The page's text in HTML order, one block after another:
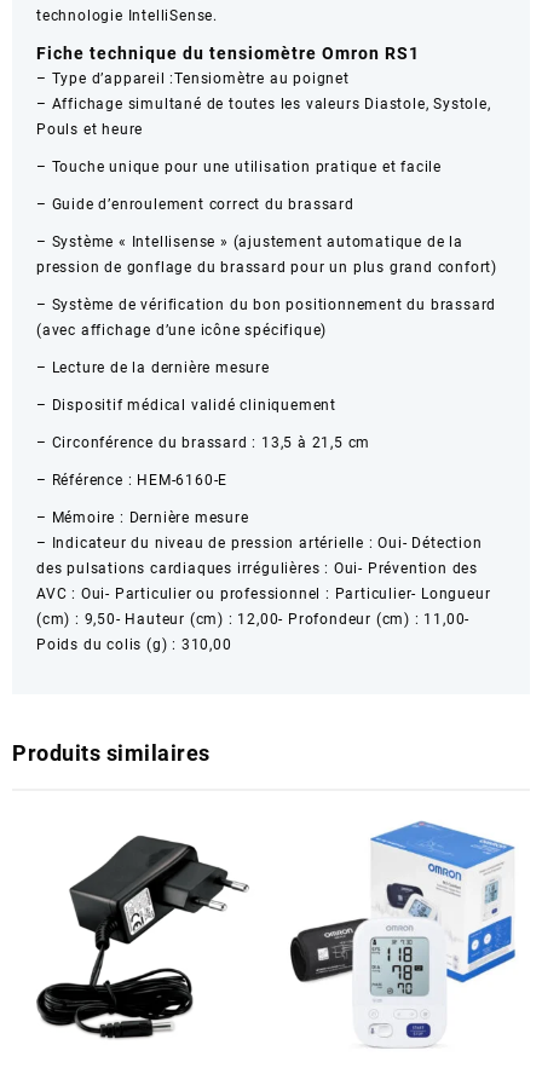
technologie IntelliSense.
Fiche technique du tensiomètre Omron RS1
– Type d’appareil :Tensiomètre au poignet
– Affichage simultané de toutes les valeurs Diastole, Systole,
Pouls et heure
– Touche unique pour une utilisation pratique et facile
– Guide d’enroulement correct du brassard
– Système « Intellisense » (ajustement automatique de la
pression de gonflage du brassard pour un plus grand confort)
– Système de vérification du bon positionnement du brassard
(avec affichage d’une icône spécifique)
– Lecture de la dernière mesure
– Dispositif médical validé cliniquement
– Circonférence du brassard : 13,5 à 21,5 cm
– Référence : HEM-6160-E
– Mémoire : Dernière mesure
– Indicateur du niveau de pression artérielle : Oui- Détection
des pulsations cardiaques irrégulières : Oui- Prévention des
AVC : Oui- Particulier ou professionnel : Particulier- Longueur
(cm) : 9,50- Hauteur (cm) : 12,00- Profondeur (cm) : 11,00-
Poids du colis (g) : 310,00
Produits similaires